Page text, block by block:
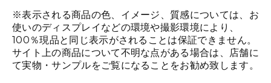
※表示される商品の色、イメージ、質感については、お
使いのディスプレイなどの環境や撮影環境により、
100％現品と同じ表示がされることは保証できません。
サイト上の商品について不明な点がある場合は、店舗に
て実物・サンプルをご覧になることをお勧め致します。